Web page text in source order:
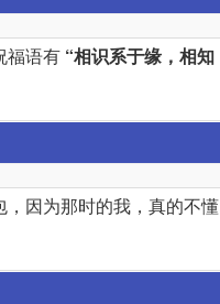
福语有 “相识系于缘，相知
因为那时的我，真的不懂